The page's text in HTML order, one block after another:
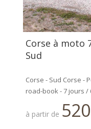
Corse à moto
Sud
Corse - Sud Corse -
road-book - 7 jours /
à partir de